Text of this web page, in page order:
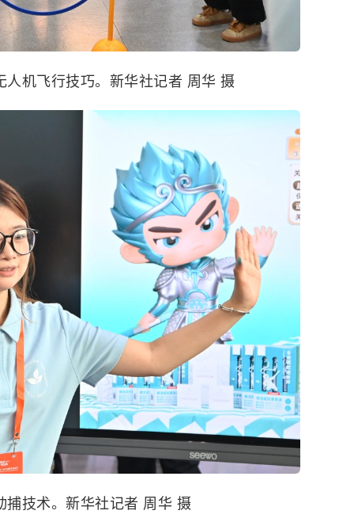
机飞行技巧。新华社记者 周华 摄
技术。新华社记者 周华 摄